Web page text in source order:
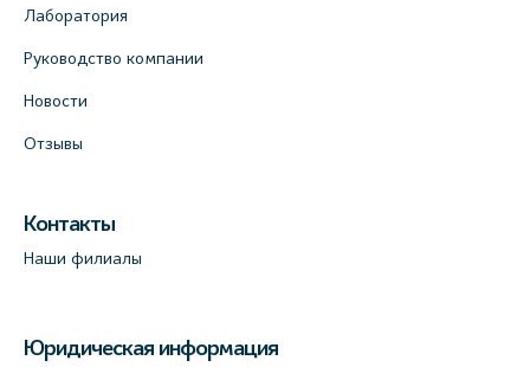
Лаборатория
Руководство компании
Новости
Отзывы
Контакты
Наши филиалы
Юридическая информация